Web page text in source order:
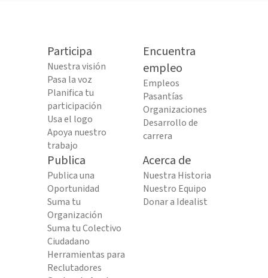
Participa
Nuestra visión
Pasa la voz
Planifica tu
participación
Usa el logo
Apoya nuestro
trabajo
Encuentra
empleo
Empleos
Pasantías
Organizaciones
Desarrollo de
carrera
Publica
Publica una
Oportunidad
Suma tu
Organización
Suma tu Colectivo
Ciudadano
Herramientas para
Reclutadores
Acerca de
Nuestra Historia
Nuestro Equipo
Donar a Idealist